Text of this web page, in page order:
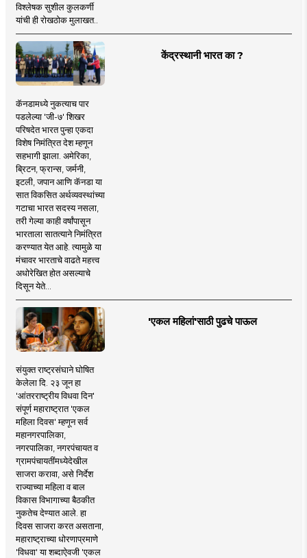
विश्लेषक सुशील कुलकर्णी
यांची ही रोखठोक मुलाखत..
केंद्रस्थानी भारत का ?
कॅनडामध्ये नुकत्याच पार
पडलेल्या 'जी-७' शिखर
परिषदेत भारत पुन्हा एकदा
विशेष निमंत्रित देश म्हणून
सहभागी झाला. अमेरिका,
ब्रिटन, फ्रान्स, जर्मनी,
इटली, जपान आणि कॅनडा या
सात विकसित अर्थव्यवस्थांच्या
गटाचा भारत सदस्य नसला,
तरी गेल्या काही वर्षांपासून
भारताला सातत्याने निमंत्रित
करण्यात येत आहे. त्यामुळे या
मंचावर भारताचे वाढते महत्त्व
अधोरेखित होत असल्याचे
दिसून येते...
'एकल महिलां'साठी पुढचे पाऊल
संयुक्त राष्ट्रसंघाने घोषित
केलेला दि. २३ जून हा
'आंतरराष्ट्रीय विधवा दिन'
संपूर्ण महाराष्ट्रात 'एकल
महिला दिवस' म्हणून सर्व
महानगरपालिका,
नगरपालिका, नगरपंचायत व
ग्रामपंचायतींमध्येदेखील
साजरा करावा, असे निर्देश
राज्याच्या महिला व बाल
विकास विभागाच्या बैठकीत
नुकतेच देण्यात आले. हा
दिवस साजरा करत असताना,
महाराष्ट्राच्या धोरणाप्रमाणे
'विधवा' या शब्दाऐवजी 'एकल